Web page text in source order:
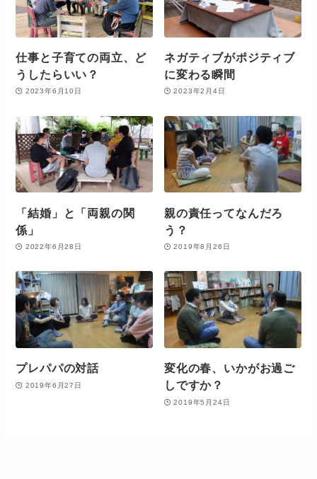
仕事と子育ての両立、ど
うしたらいい？
2023年6月10日
ネガティブがポジティブ
に変わる瞬間
2023年2月4日
「結婚」と「両親の関
係」
2022年6月28日
親の責任ってなんだろ
う？
2019年8月26日
プレパパの対話
2019年6月27日
変化の春、いかがお過ご
しですか？
2019年5月24日